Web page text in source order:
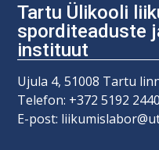
Tartu Ülikooli
sporditeaduste
instituut
Ujula 4, 51008 Tartu
Telefon: +372 5192 2440
E-post: